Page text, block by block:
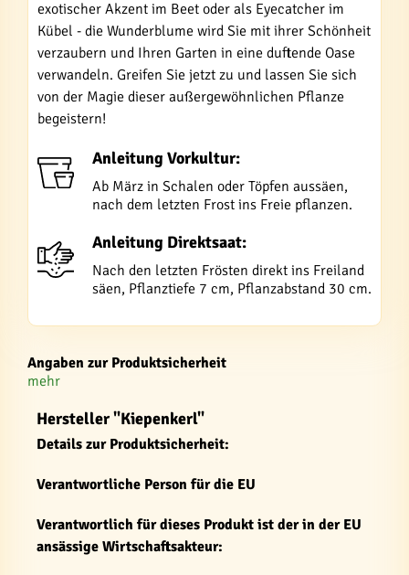
exotischer Akzent im Beet oder als Eyecatcher im
Kübel - die Wunderblume wird Sie mit ihrer Schönheit
verzaubern und Ihren Garten in eine duftende Oase
verwandeln. Greifen Sie jetzt zu und lassen Sie sich
von der Magie dieser außergewöhnlichen Pflanze
begeistern!
Anleitung Vorkultur:
Ab März in Schalen oder Töpfen aussäen,
nach dem letzten Frost ins Freie pflanzen.
Anleitung Direktsaat:
Nach den letzten Frösten direkt ins Freiland
säen, Pflanztiefe 7 cm, Pflanzabstand 30 cm.
Angaben zur Produktsicherheit
mehr
Hersteller "Kiepenkerl"
Details zur Produktsicherheit:
Verantwortliche Person für die EU
Verantwortlich für dieses Produkt ist der in der EU
ansässige Wirtschaftsakteur: